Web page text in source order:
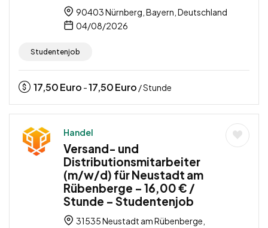
90403 Nürnberg, Bayern, Deutschland
04/08/2026
Studentenjob
17,50Euro -17,50Euro / Stunde
Handel
Versand- und
Distributionsmitarbeiter
(m/w/d) für Neustadt am
Rübenberge – 16,00 € /
Stunde – Studentenjob
31535 Neustadt am Rübenberge,